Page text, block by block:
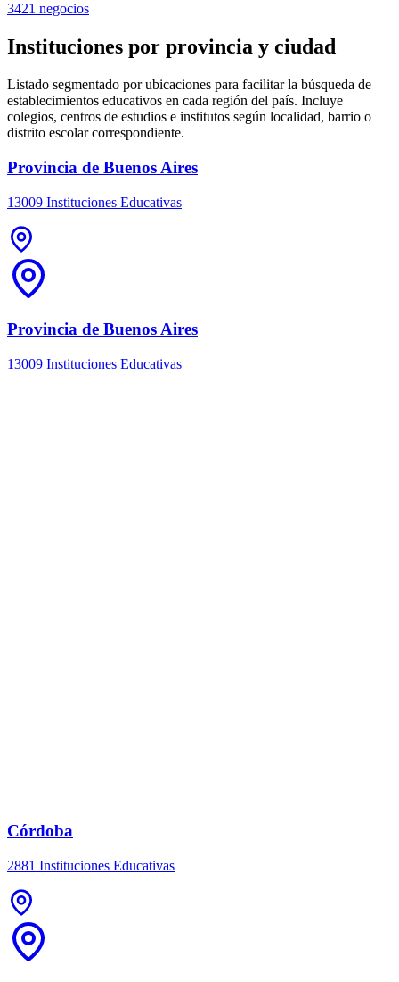
3421 negocios
Instituciones por provincia y ciudad
Listado segmentado por ubicaciones para facilitar la búsqueda de
establecimientos educativos en cada región del país. Incluye
colegios, centros de estudios e institutos según localidad, barrio o
distrito escolar correspondiente.
Provincia de Buenos Aires
13009 Instituciones Educativas
Provincia de Buenos Aires
13009 Instituciones Educativas
Córdoba
2881 Instituciones Educativas